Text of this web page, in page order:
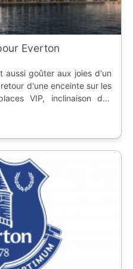
Everton
aussi goûter aux joies d'un
d'une enceinte sur les
VIP, inclinaison des